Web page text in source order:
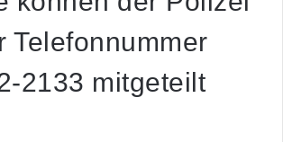
Telefonnummer
2133 mitgeteilt